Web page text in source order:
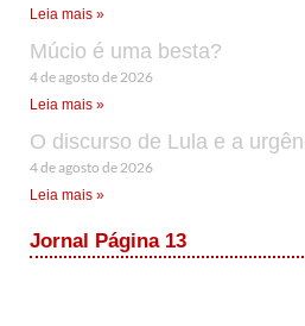
Leia mais »
Múcio é uma besta?
4 de agosto de 2026
Leia mais »
O discurso de Lula e a
4 de agosto de 2026
Leia mais »
Jornal Página 13